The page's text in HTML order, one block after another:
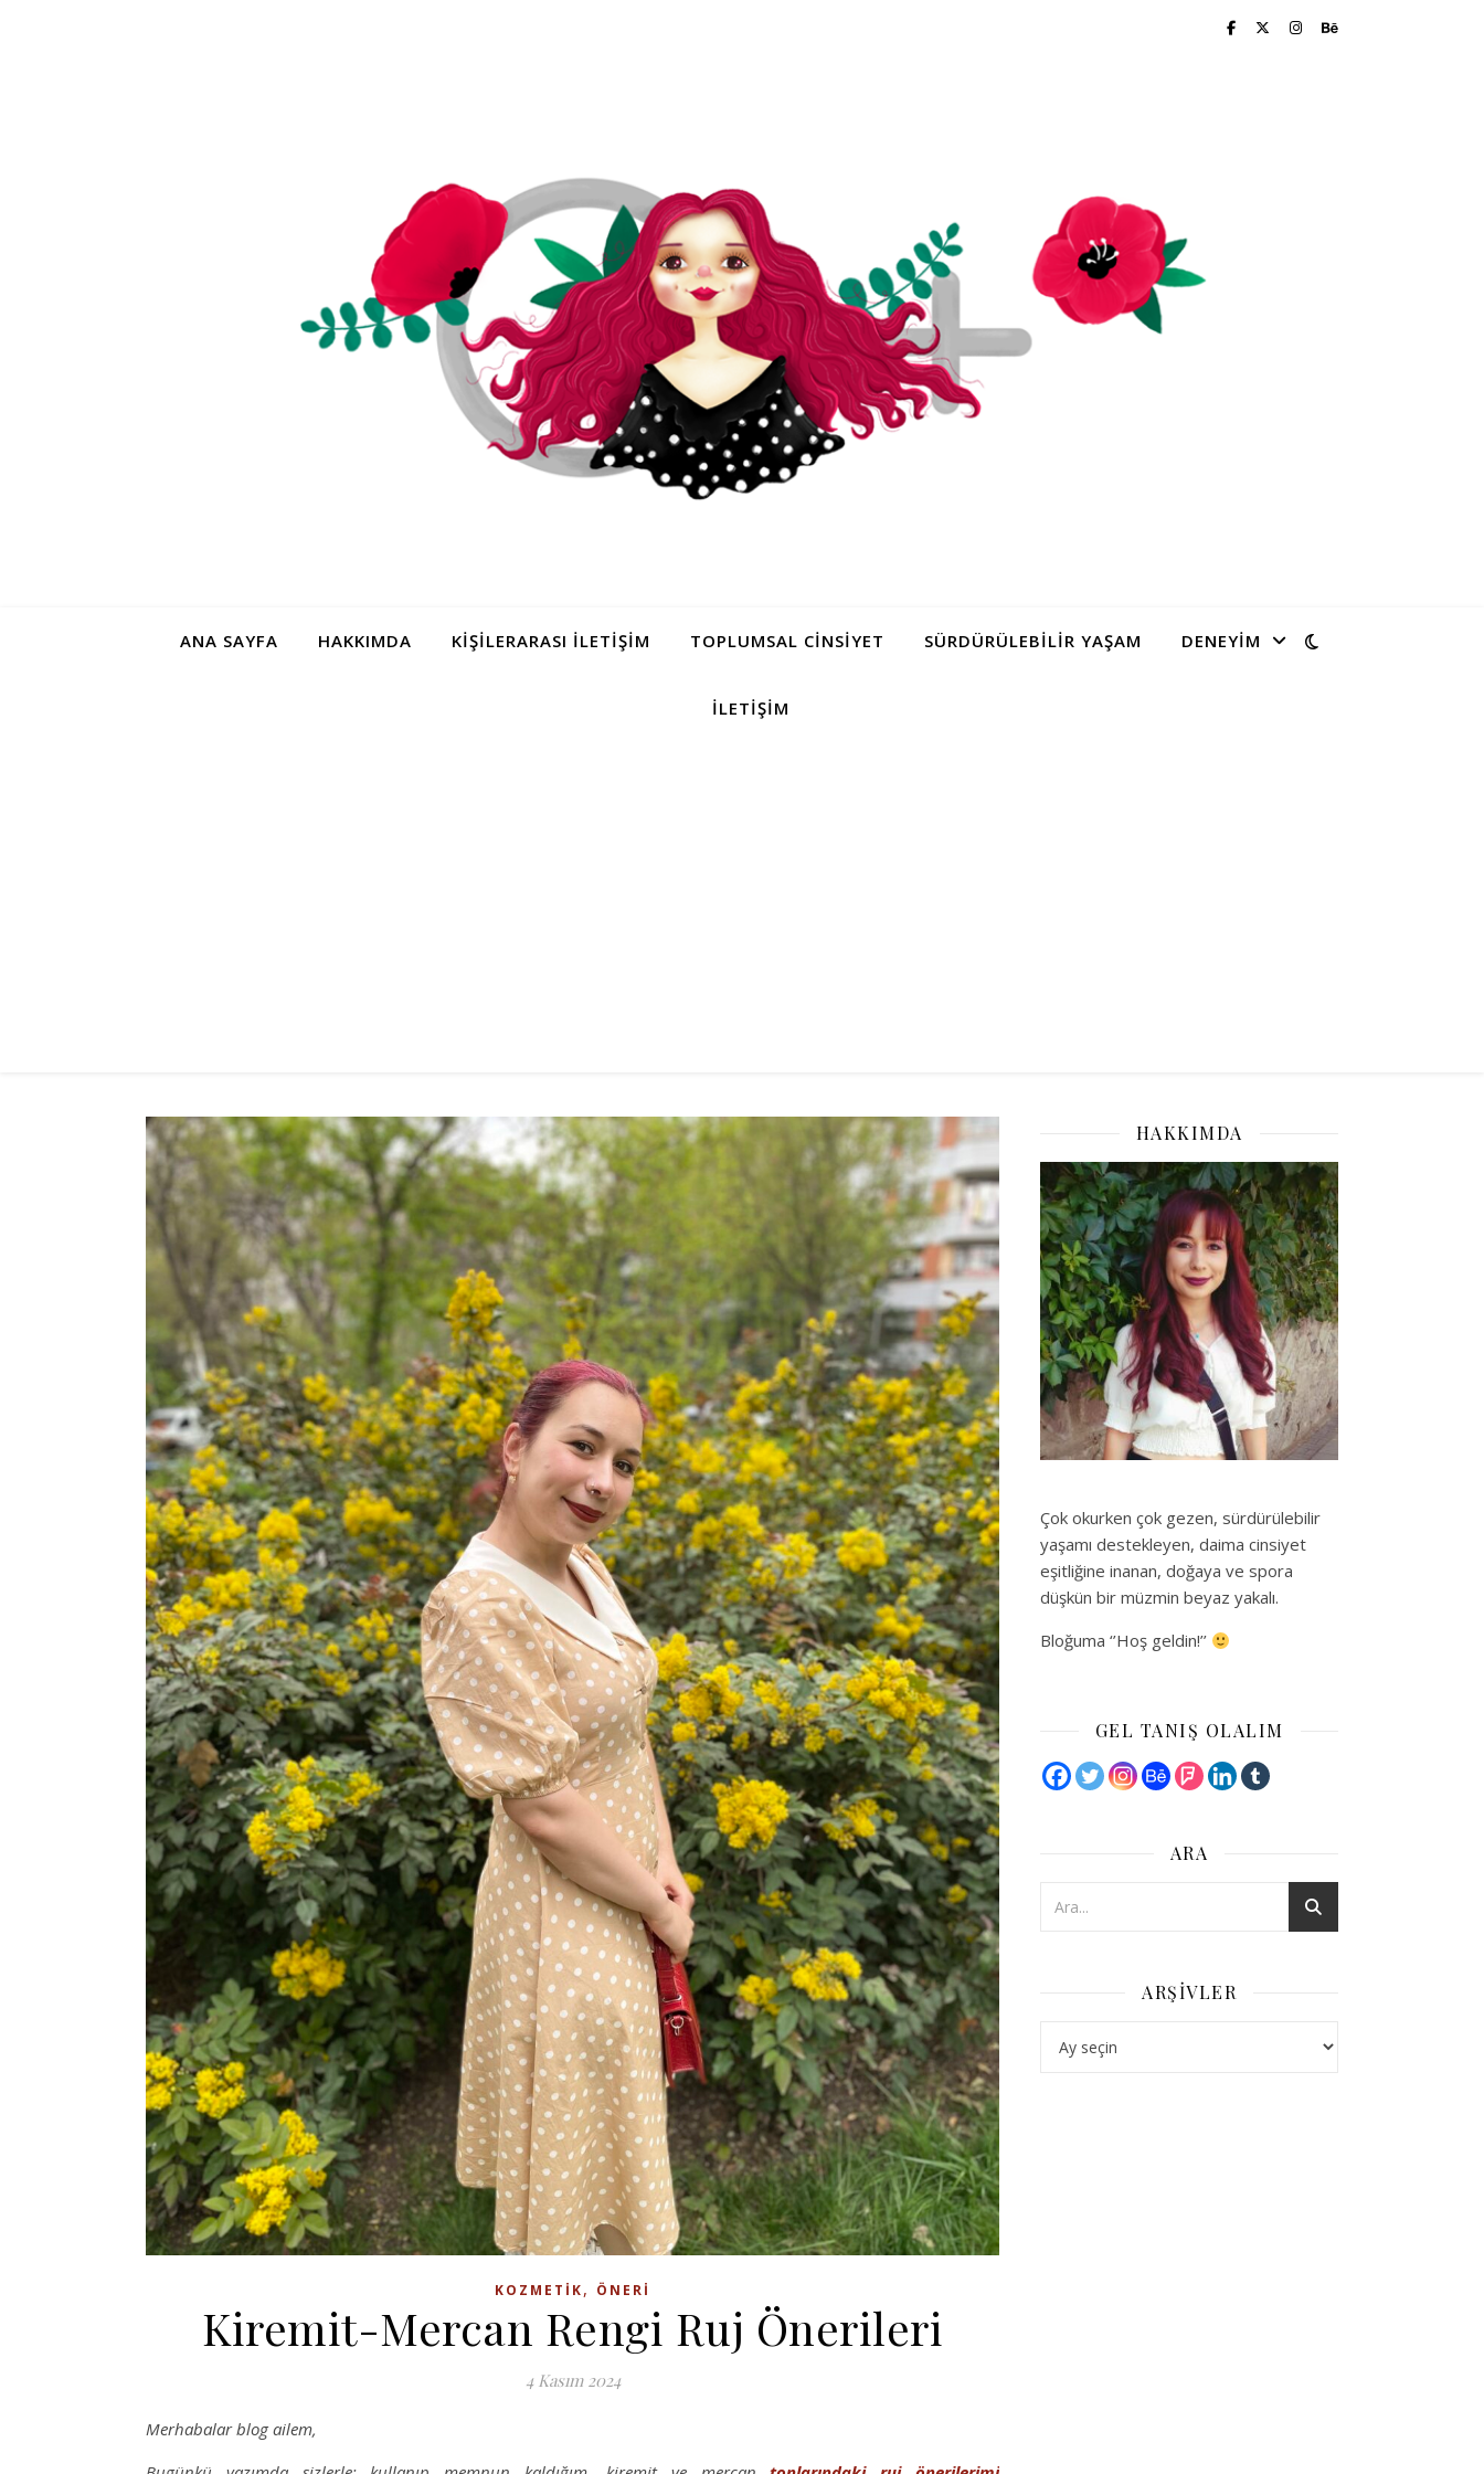
ANA SAYFA HAKKIMDA KIŞILERARASI İLETIŞIM TOPLUMSAL CINSIYET SÜRDÜRÜLEBILIR YAŞAM DENEYIM
İLETIŞIM
KOZMETIK, ÖNERI
Kiremit-Mercan Rengi Ruj Önerileri
4 Kasım 2024
Merhabalar blog ailem,
HAKKIMDA
Çok okurken çok gezen, sürdürülebilir
yaşamı destekleyen, daima cinsiyet
eşitliğine inanan, doğaya ve spora
düşkün bir müzmin beyaz yakalı.
Bloğuma ‘’Hoş geldin!’’
GEL TANIŞ OLALIM
ARA
ARŞIVLER